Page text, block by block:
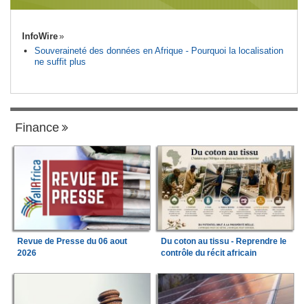
InfoWire
Souveraineté des données en Afrique - Pourquoi la localisation
ne suffit plus
Finance
Revue de Presse du 06 aout
2026
Du coton au tissu - Reprendre le
contrôle du récit africain